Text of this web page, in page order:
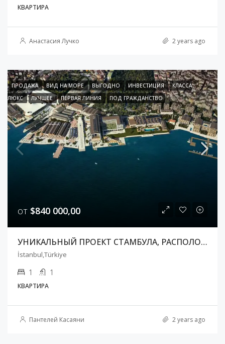
КВАРТИРА
Анастасия Лучко 2 years ago
ПРОДАЖА ВИД НА МОРЕ ВЫГОДНО ИНВЕСТИЦИЯ
КЛАССА
ЛЮКС
ЛУЧШЕЕ ПЕРВАЯ ЛИНИЯ ПОД ГРАЖДАНСТВО
от $840 000,00
УНИКАЛЬНЫЙ ПРОЕКТ СТАМБУЛА, РАСПОЛОЖЕННЫЙ В САМОМ ЦЕНТРЕ, У ЗАЛИВА ЗОЛОТОЙ РОГ
İstanbul,Türkiye
1 1
КВАРТИРА
Пантелей Касаяни 2 years ago